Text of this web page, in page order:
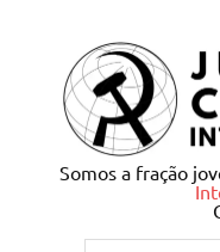
Somos a fração